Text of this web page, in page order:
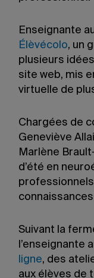
Enseignante
Élèvécolo, un
plusieurs
site web, mis
virtuelle de
Chargées de
Geneviève
Marlène
d’été en
Suivant la
l’enseignante
ligne, des
aux élèves de